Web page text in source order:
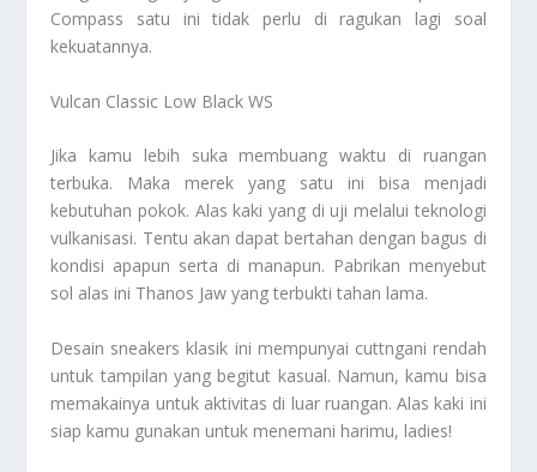
Compass satu ini tidak perlu di ragukan lagi soal
kekuatannya.
Vulcan Classic Low Black WS
Jika kamu lebih suka membuang waktu di ruangan
terbuka. Maka merek yang satu ini bisa menjadi
kebutuhan pokok. Alas kaki yang di uji melalui teknologi
vulkanisasi. Tentu akan dapat bertahan dengan bagus di
kondisi apapun serta di manapun. Pabrikan menyebut
sol alas ini Thanos Jaw yang terbukti tahan lama.
Desain sneakers klasik ini mempunyai cuttngani rendah
untuk tampilan yang begitut kasual. Namun, kamu bisa
memakainya untuk aktivitas di luar ruangan. Alas kaki ini
siap kamu gunakan untuk menemani harimu, ladies!